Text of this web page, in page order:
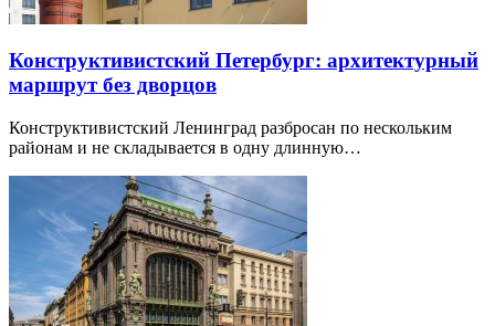
Конструктивистский Петербург: архитектурный
маршрут без дворцов
Конструктивистский Ленинград разбросан по нескольким
районам и не складывается в одну длинную…